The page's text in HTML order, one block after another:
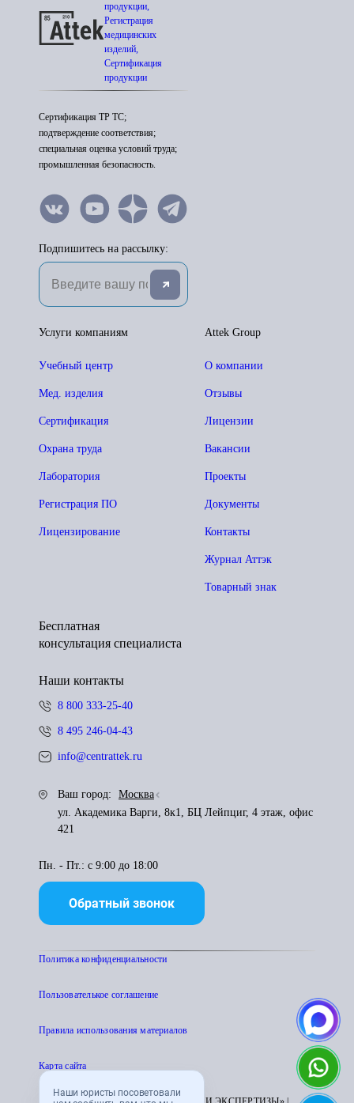
Наши юристы посоветовали
продукции,
Регистрация
медицинских
изделий,
Сертификация
продукции
Сертификация ТР ТС;
подтверждение соответствия;
специальная оценка условий труда;
промышленная безопасность.
Подпишитесь на рассылку:
Attek Group
О компании
Отзывы
Лицензии
Вакансии
Проекты
Документы
Контакты
Журнал Аттэк
Товарный знак
Услуги компаниям
Учебный центр
Мед. изделия
Сертификация
Охрана труда
Лаборатория
Регистрация ПО
Лицензирование
Бесплатная
консультация специалиста
Наши контакты
8 800 333-25-40
8 495 246-04-43
info@centrattek.ru
Ваш город:
Москва
ул. Академика Варги, 8к1, БЦ Лейпциг, 4 этаж, офис
421
Пн. - Пт.: с 9:00 до 18:00
Обратный звонок
Политика конфиденциальности
Пользователькое соглашение
Правила использования материалов
Карта сайта